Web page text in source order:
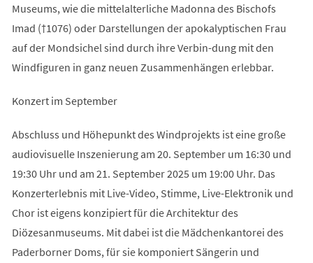
Museums, wie die mittelalterliche Madonna des Bischofs
Imad (†1076) oder Darstellungen der apokalyptischen Frau
auf der Mondsichel sind durch ihre Verbin-dung mit den
Windfiguren in ganz neuen Zusammenhängen erlebbar.
Konzert im September
Abschluss und Höhepunkt des Windprojekts ist eine große
audiovisuelle Inszenierung am 20. September um 16:30 und
19:30 Uhr und am 21. September 2025 um 19:00 Uhr. Das
Konzerterlebnis mit Live-Video, Stimme, Live-Elektronik und
Chor ist eigens konzipiert für die Architektur des
Diözesanmuseums. Mit dabei ist die Mädchenkantorei des
Paderborner Doms, für sie komponiert Sängerin und